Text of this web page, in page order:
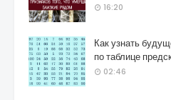
16:20
Как узнать
по таблице
02:46